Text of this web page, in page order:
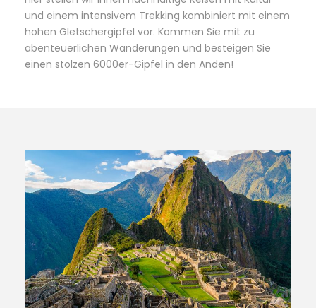
und einem intensivem Trekking kombiniert mit einem
hohen Gletschergipfel vor. Kommen Sie mit zu
abenteuerlichen Wanderungen und besteigen Sie
einen stolzen 6000er-Gipfel in den Anden!